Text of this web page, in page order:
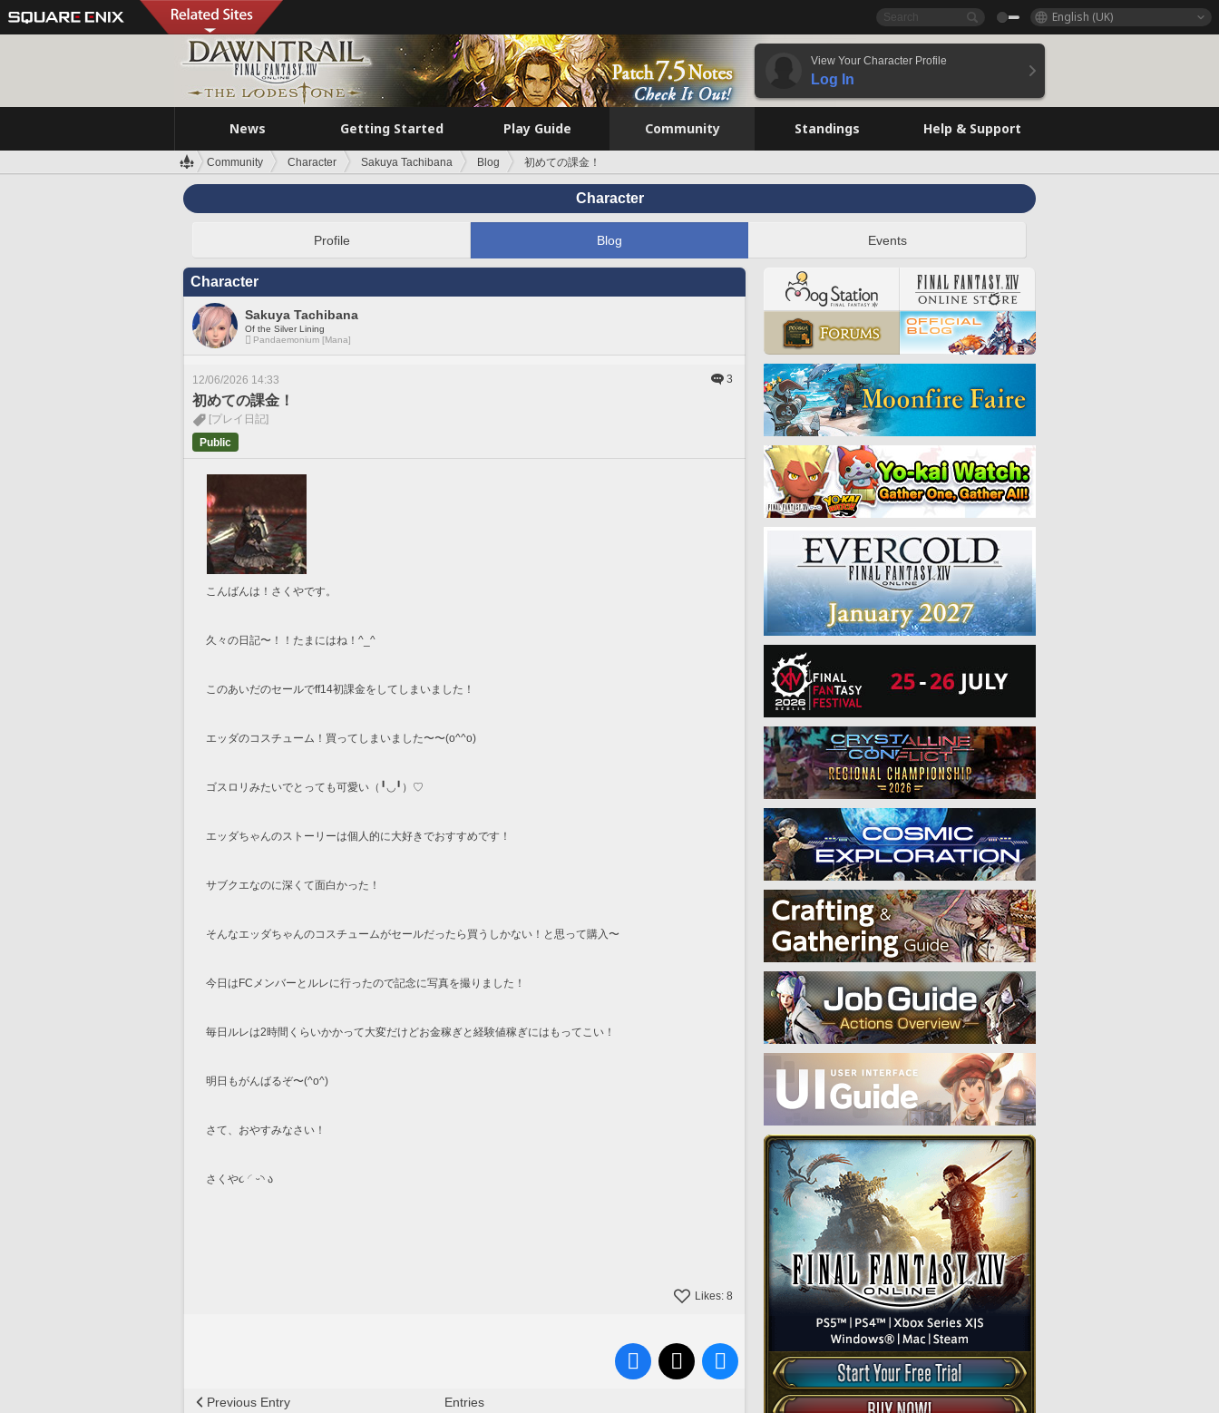
English (UK)
View Your Character Profile
Log In
News Getting Started Play Guide Community Standings Help & Support
Community Character Sakuya Tachibana Blog 初めての課金！
Character
Profile Blog Events
Character
Sakuya Tachibana
Of the Silver Lining
Pandaemonium [Mana]
12/06/2026 14:33 3
初めての課金！
[プレイ日記]
Public
こんばんは！さくやです。
久々の日記〜！！たまにはね！^_^
このあいだのセールでff14初課金をしてしまいました！
エッダのコスチューム！買ってしまいました〜〜(o^^o)
ゴスロリみたいでとっても可愛い（╹◡╹）♡
エッダちゃんのストーリーは個人的に大好きでおすすめです！
サブクエなのに深くて面白かった！
そんなエッダちゃんのコスチュームがセールだったら買うしかない！と思って購入〜
今日はFCメンバーとルレに行ったので記念に写真を撮りました！
毎日ルレは2時間くらいかかって大変だけどお金稼ぎと経験値稼ぎにはもってこい！
明日もがんばるぞ〜(^o^)
さて、おやすみなさい！
さくや૮ ◜ᵕ◝ ა
Likes: 8
Previous Entry Entries